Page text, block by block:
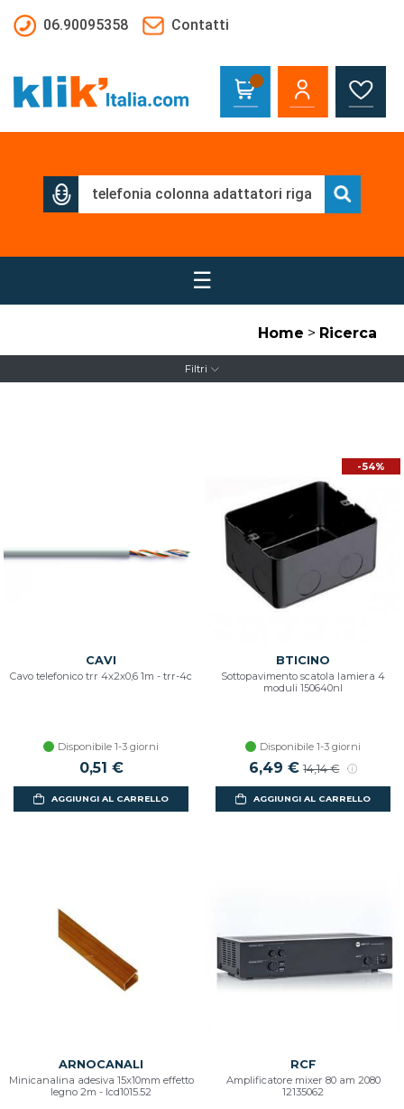
06.90095358
Contatti
☰
Home > Ricerca
Filtri
CAVI
Cavo telefonico trr 4x2x0,6 1m - trr-4c
Disponibile 1-3 giorni
0,51 €
AGGIUNGI AL CARRELLO
-54%
BTICINO
Sottopavimento scatola lamiera 4
moduli 150640nl
Disponibile 1-3 giorni
Prezzo scontato
6,49 € Prezzo di listino
14,14 €
AGGIUNGI AL CARRELLO
ARNOCANALI
Minicanalina adesiva 15x10mm effetto
legno 2m - lcd1015.52
RCF
Amplificatore mixer 80 am 2080
12135062